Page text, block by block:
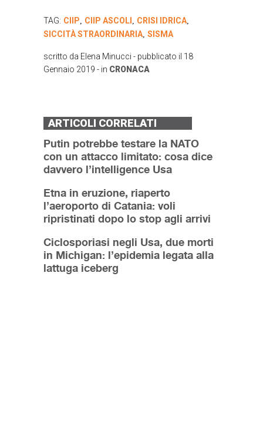
TAG: CIIP, CIIP ASCOLI , CRISI IDRICA,
SICCITÀ STRAORDINARIA, SISMA
scritto da Elena Minucci - pubblicato il 18
Gennaio 2019 - in CRONACA
ARTICOLI CORRELATI
Putin potrebbe testare la NATO
con un attacco limitato: cosa dice
davvero l’intelligence Usa
Etna in eruzione, riaperto
l’aeroporto di Catania: voli
ripristinati dopo lo stop agli arrivi
Ciclosporiasi negli Usa, due morti
in Michigan: l’epidemia legata alla
lattuga iceberg